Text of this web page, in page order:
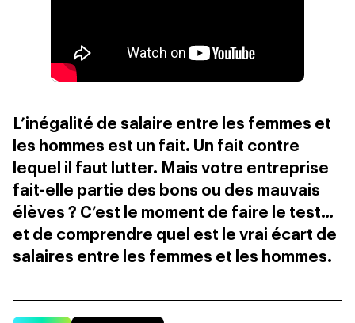
L’inégalité de salaire entre les femmes et
les hommes est un fait. Un fait contre
lequel il faut lutter. Mais votre entreprise
fait-elle partie des bons ou des mauvais
élèves ? C’est le moment de faire le test…
et de comprendre quel est le vrai écart de
salaires entre les femmes et les hommes.